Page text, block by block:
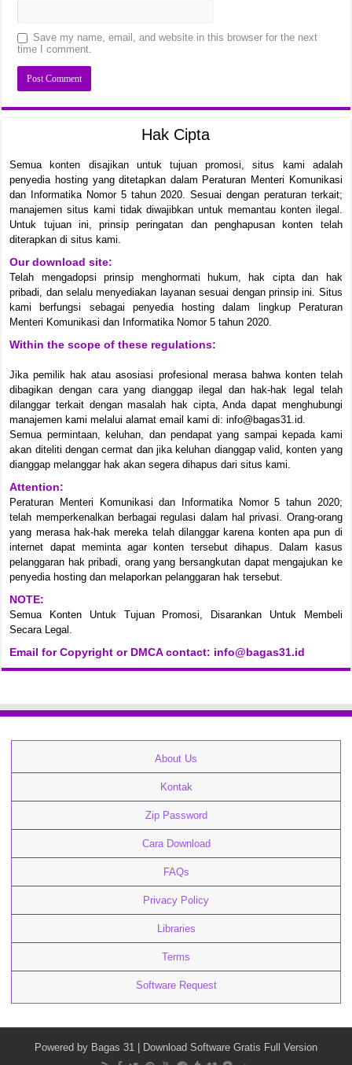
Save my name, email, and website in this browser for the next
time I comment.
Hak Cipta
Semua konten disajikan untuk tujuan promosi, situs kami adalah
penyedia hosting yang ditetapkan dalam Peraturan Menteri Komunikasi
dan Informatika Nomor 5 tahun 2020. Sesuai dengan peraturan terkait;
manajemen situs kami tidak diwajibkan untuk memantau konten ilegal.
Untuk tujuan ini, prinsip peringatan dan penghapusan konten telah
diterapkan di situs kami.
Our download site:
Telah mengadopsi prinsip menghormati hukum, hak cipta dan hak
pribadi, dan selalu menyediakan layanan sesuai dengan prinsip ini. Situs
kami berfungsi sebagai penyedia hosting dalam lingkup Peraturan
Menteri Komunikasi dan Informatika Nomor 5 tahun 2020.
Within the scope of these regulations:
Jika pemilik hak atau asosiasi profesional merasa bahwa konten telah
dibagikan dengan cara yang dianggap ilegal dan hak-hak legal telah
dilanggar terkait dengan masalah hak cipta, Anda dapat menghubungi
manajemen kami melalui alamat email kami di: info@bagas31.id.
Semua permintaan, keluhan, dan pendapat yang sampai kepada kami
akan diteliti dengan cermat dan jika keluhan dianggap valid, konten yang
dianggap melanggar hak akan segera dihapus dari situs kami.
Attention:
Peraturan Menteri Komunikasi dan Informatika Nomor 5 tahun 2020;
telah memperkenalkan berbagai regulasi dalam hal privasi. Orang-orang
yang merasa hak-hak mereka telah dilanggar karena konten apa pun di
internet dapat meminta agar konten tersebut dihapus. Dalam kasus
pelanggaran hak pribadi, orang yang bersangkutan dapat mengajukan ke
penyedia hosting dan melaporkan pelanggaran hak tersebut.
NOTE:
Semua Konten Untuk Tujuan Promosi, Disarankan Untuk Membeli
Secara Legal.
Email for Copyright or DMCA contact: info@bagas31.id
About Us
Kontak
Zip Password
Cara Download
FAQs
Privacy Policy
Libraries
Terms
Software Request
Powered by Bagas 31 | Download Software Gratis Full Version